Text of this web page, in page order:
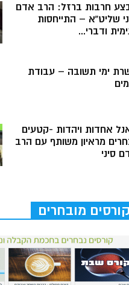
חרבות ברזל: הרב אדם
שליט”א – התייחסות
ודברי...
ימי תשובה – עבודת
אחדות ויהדות -קטעים
מראיון משותף עם הרב
סיני
קורסים מובחרים